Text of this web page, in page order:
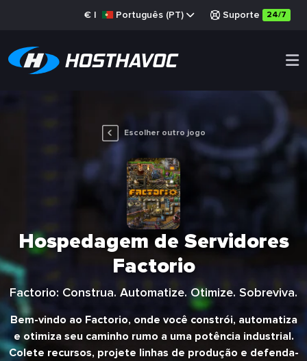
€ | Português (PT) Suporte 24/7
Escolher outro jogo
Hospedagem de Servidores
Factorio
Factorio: Construa. Automatize. Otimize. Sobreviva.
Bem-vindo ao Factorio, onde você constrói, automatiza
e otimiza seu caminho rumo a uma potência industrial.
Colete recursos, projete linhas de produção e defenda-